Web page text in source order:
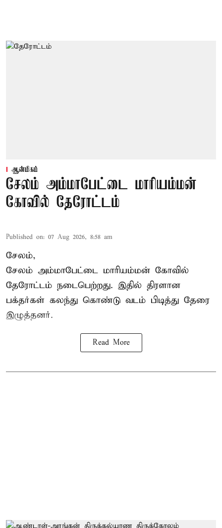
ஆன்மிகம்
சேலம் அம்மாபேட்டை மாரியம்மன்
கோவில் தேரோட்டம்
Published on: 07 Aug 2026, 8:58 am
சேலம்,
சேலம் அம்மாபேட்டை மாரியம்மன் கோவில்
தேரோட்டம் நடைபெற்றது. இதில் திரளான
பக்தர்கள் கலந்து கொண்டு வடம் பிடித்து தேரை
இழுத்தனர்.
Read More